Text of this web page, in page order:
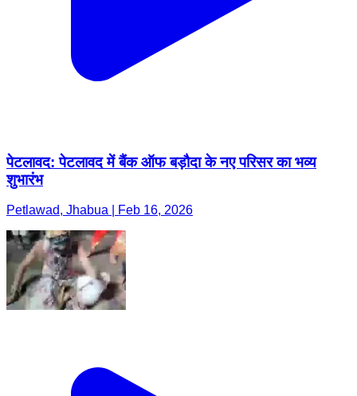
पेटलावद: पेटलावद में बैंक ऑफ बड़ौदा के नए परिसर का भव्य
शुभारंभ
Petlawad, Jhabua | Feb 16, 2026